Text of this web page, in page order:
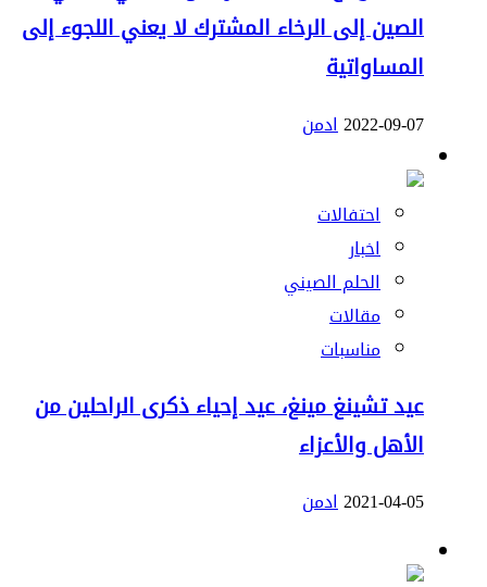
الصين إلى الرخاء المشترك لا يعني اللجوء إلى
المساواتية
2022-09-07ادمن
احتفالات
اخبار
الحلم الصيني
مقالات
مناسبات
عيد تشينغ مينغ، عيد إحياء ذكرى الراحلين من
الأهل والأعزاء
2021-04-05ادمن